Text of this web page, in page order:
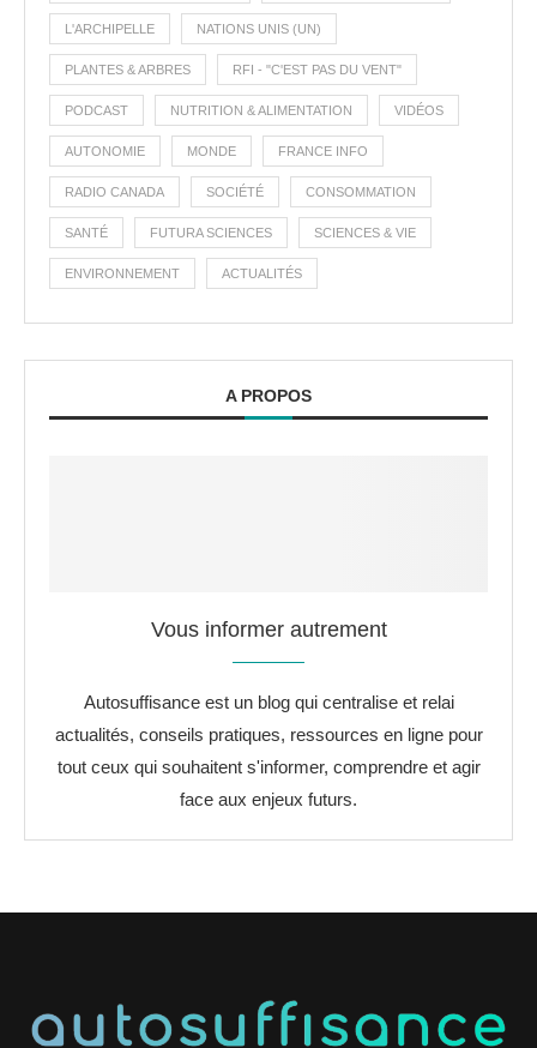
L'ARCHIPELLE NATIONS UNIS (UN)
PLANTES & ARBRES RFI - "C'EST PAS DU VENT"
PODCAST NUTRITION & ALIMENTATION VIDÉOS
AUTONOMIE MONDE FRANCE INFO
RADIO CANADA SOCIÉTÉ CONSOMMATION
SANTÉ FUTURA SCIENCES SCIENCES & VIE
ENVIRONNEMENT ACTUALITÉS
A PROPOS
Vous informer autrement
Autosuffisance est un blog qui centralise et relai
actualités, conseils pratiques, ressources en ligne pour
tout ceux qui souhaitent s'informer, comprendre et agir
face aux enjeux futurs.